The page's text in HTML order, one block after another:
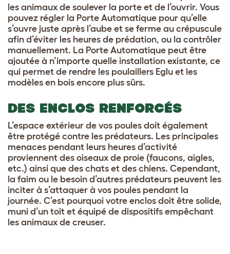
les animaux de soulever la porte et de l’ouvrir. Vous
pouvez régler la Porte Automatique pour qu’elle
s’ouvre juste après l’aube et se ferme au crépuscule
afin d’éviter les heures de prédation, ou la contrôler
manuellement. La Porte Automatique peut être
ajoutée à n’importe quelle installation existante, ce
qui permet de rendre les poulaillers Eglu et les
modèles en bois encore plus sûrs.
DES ENCLOS RENFORCÉS
L’espace extérieur de vos poules doit également
être protégé contre les prédateurs. Les principales
menaces pendant leurs heures d’activité
proviennent des oiseaux de proie (faucons, aigles,
etc.) ainsi que des chats et des chiens. Cependant,
la faim ou le besoin d’autres prédateurs peuvent les
inciter à s’attaquer à vos poules pendant la
journée. C’est pourquoi votre enclos doit être solide,
muni d’un toit et équipé de dispositifs empêchant
les animaux de creuser.